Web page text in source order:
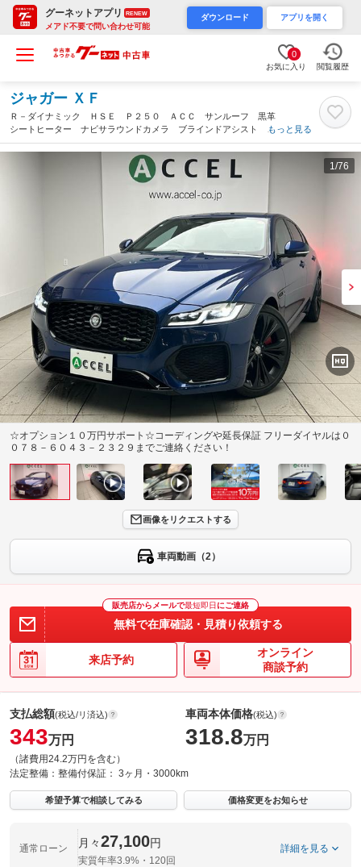
グーネットアプリ RENEW
メアド不要で問い合わせ可能
ダウンロード アプリを開く
0
お気に入り 閲覧履歴
ジャガー ＸＦ
Ｒ－ダイナミック ＨＳＥ Ｐ２５０ ＡＣＣ サンルーフ 黒革
シートヒーター ナビサラウンドカメラ ブラインドアシスト メ
リディアンサウンドシステム デジタルインナーミラー 電動トラ
ンク ステアリングヒーター ワイヤレスチャージ ドラレコ（神
もっと見る
1 /76
☆オプション１０万円サポート☆コーディングや延長保証 フリーダイヤルは０
０７８－６０４３－２３２９までご連絡ください！
画像をリクエストする
車両動画（2）
販売店からメールで最短即日 にご連絡
無料で在庫確認・見積り依頼する
来店予約
オンライン
商談予約
支払総額(税込/リ済込)
343万円
（諸費用24.2万円を含む）
車両本体価格(税込)
318.8万円
法定整備： 整備付保証： 3ヶ月・3000km
希望予算で相談してみる 価格変更をお知らせ
通常ローン 月々27,100円
実質年率3.9%・120回
詳細を見る